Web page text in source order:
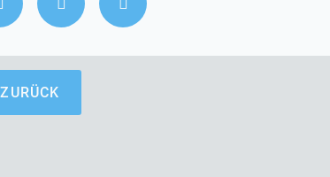
ZURÜCK